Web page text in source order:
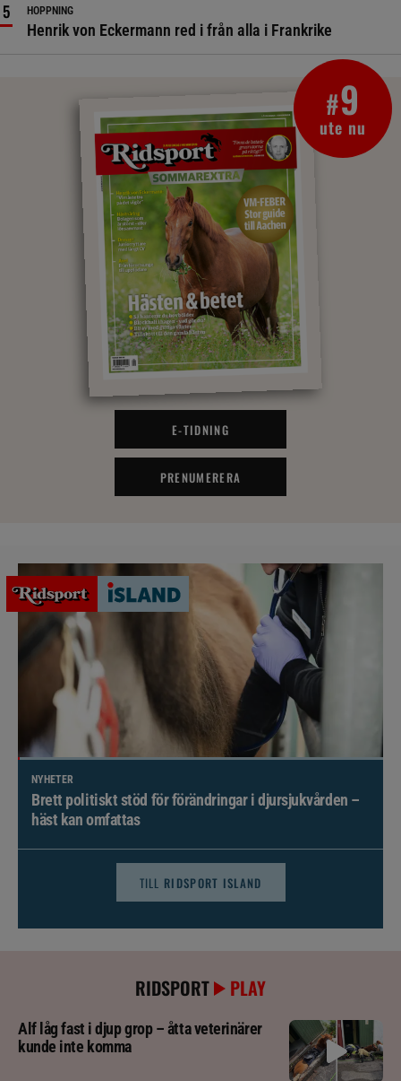
HOPPNING
Henrik von Eckermann red i från alla i Frankrike
#9
ute nu
E-TIDNING
PRENUMERERA
NYHETER
Brett politiskt stöd för förändringar i djursjukvården –
häst kan omfattas
TILL RIDSPORT ISLAND
RIDSPORT PLAY
Alf låg fast i djup grop – åtta veterinärer
kunde inte komma